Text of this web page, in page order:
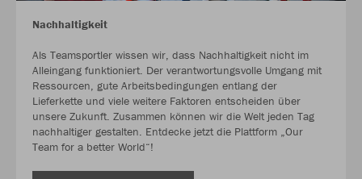
Nachhaltigkeit
Als Teamsportler wissen wir, dass Nachhaltigkeit nicht im
Alleingang funktioniert. Der verantwortungsvolle Umgang mit
Ressourcen, gute Arbeitsbedingungen entlang der
Lieferkette und viele weitere Faktoren entscheiden über
unsere Zukunft. Zusammen können wir die Welt jeden Tag
nachhaltiger gestalten. Entdecke jetzt die Plattform „Our
Team for a better World“!